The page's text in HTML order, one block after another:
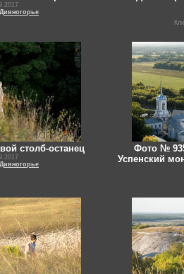
Дивногорье
столб-останец
Дивногорье
Фото №
Успенский